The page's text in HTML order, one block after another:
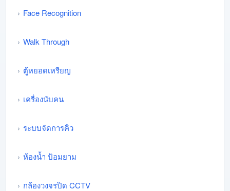
Face Recognition
Walk Through
ตู้หยอดเหรียญ
เครื่องนับคน
ระบบจัดการคิว
ห้องน้ำ ป้อมยาม
กล้องวงจรปิด CCTV